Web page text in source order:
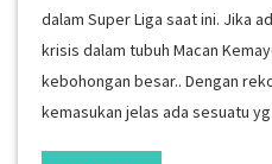
dalam Super Liga saat ini. Jika
krisis dalam tubuh Macan
kebohongan besar.. Dengan
kemasukan jelas ada sesuatu